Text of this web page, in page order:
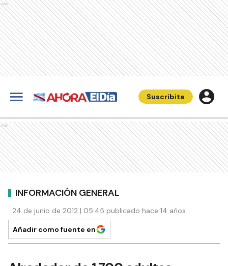
Ads
Suscribite
Ads
INFORMACIÓN GENERAL
24 de junio de 2012 | 05:45 publicado hace 14 años
Añadir como fuente en